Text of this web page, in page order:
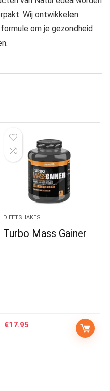
Wij ontwikkelen
om je gezondheid
DIEETSHAKES
Turbo Mass Gainer
€17.95